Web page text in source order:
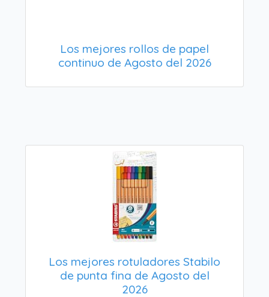
Los mejores rollos de papel
continuo de Agosto del 2026
Los mejores rotuladores Stabilo
de punta fina de Agosto del
2026